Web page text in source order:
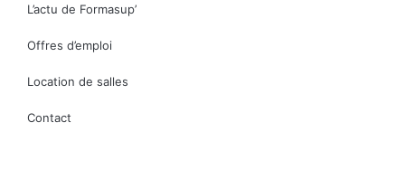
L’actu de Formasup’
Offres d’emploi
Location de salles
Contact